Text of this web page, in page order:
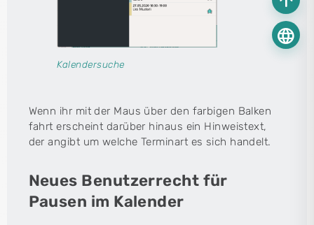
language
Kalendersuche
Wenn ihr mit der Maus über den farbigen Balken
fahrt erscheint darüber hinaus ein Hinweistext,
der angibt um welche Terminart es sich handelt.
Neues Benutzerrecht für
Pausen im Kalender